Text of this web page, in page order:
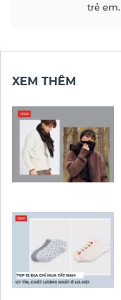
trẻ em.
XEM THÊM